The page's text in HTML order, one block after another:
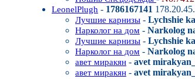
LeonelPlugh - 1786167141
Лучшие карнизы - Lychshie
Нарколог на дом - Narkolog
Лучшие карнизы - Lychshie
Нарколог на дом - Narkolog
авет миракян - avet
авет миракян - avet